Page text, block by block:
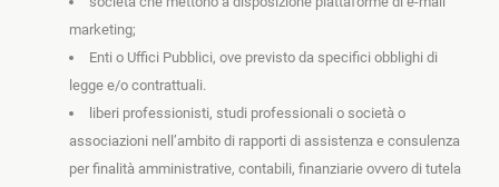
marketing;
Enti o Uffici Pubblici, ove previsto da specifici obblighi di
legge e/o contrattuali.
liberi professionisti, studi professionali o società o
associazioni nell’ambito di rapporti di assistenza e consulenza
per finalità amministrative, contabili, finanziarie ovvero di tutela